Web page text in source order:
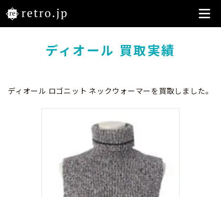
ディオール 買取実績
ディオール ロゴニット ネックウォーマーを買取しました。